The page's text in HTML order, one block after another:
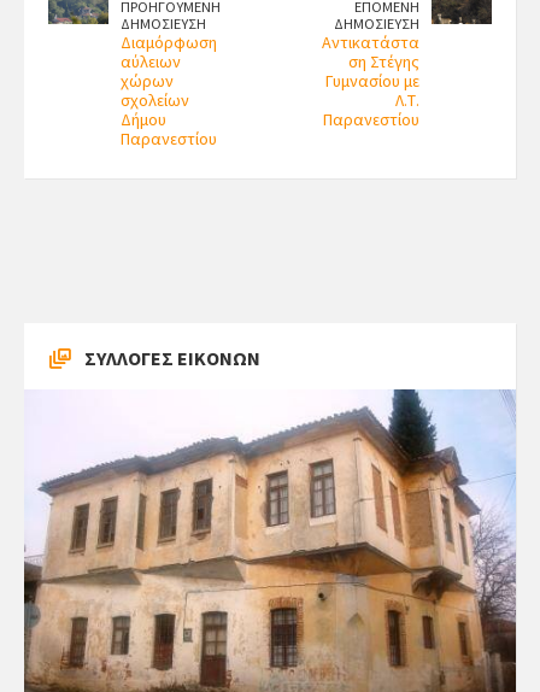
ΠΡΟΗΓΟΥΜΕΝΗ
ΔΗΜΟΣΙΕΥΣΗ
Διαμόρφωση
αύλειων
χώρων
σχολείων
Δήμου
Παρανεστίου
ΕΠΟΜΕΝΗ
ΔΗΜΟΣΙΕΥΣΗ
Αντικατάστα
ση Στέγης
Γυμνασίου με
Λ.Τ.
Παρανεστίου
ΣΥΛΛΟΓΕΣ ΕΙΚΟΝΩΝ